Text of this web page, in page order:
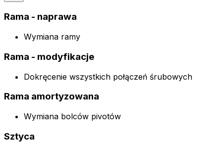
Rama - naprawa
Wymiana ramy
Rama - modyfikacje
Dokręcenie wszystkich połączeń śrubowych
Rama amortyzowana
Wymiana bolców pivotów
Sztyca